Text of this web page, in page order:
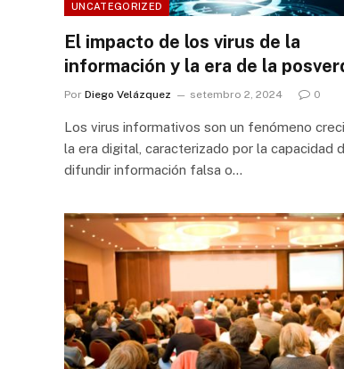
UNCATEGORIZED
El impacto de los virus de la
información y la era de la
Por Diego Velázquez setembro 2, 2024 0
Los virus informativos son un fenómeno
la era digital, caracterizado por la capacidad
difundir información falsa o…